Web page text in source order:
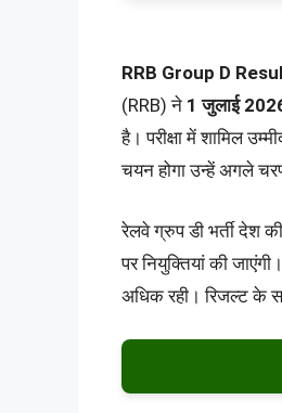
RRB Group D
(RRB) ने 1 जुलाई
है। परीक्षा में शामिल
चयन होगा उन्हें अगले
रेलवे ग्रुप डी भर्ती देश
पर नियुक्तियां की
अधिक रही। रिजल्ट के